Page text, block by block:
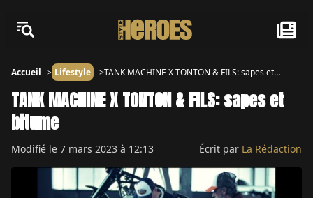
Accueil Lifestyle
TANK MACHINE X TONTON & FILS: sapes et
TANK MACHINE X TONTON & FILS: sapes et
bitume
Modifié le 7 mars 2023 à 12:13 Écrit par La Rédaction